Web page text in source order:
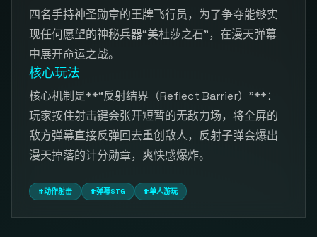
四名手持神圣勋章的王牌飞行员，为了争夺能够实
现任何愿望的神秘兵器“美杜莎之石”，在漫天弹幕
中展开命运之战。
核心玩法
核心机制是**“反射结界（Reflect Barrier）”**：
玩家按住射击键会张开短暂的无敌力场，将全屏的
敌方弹幕直接反弹回去重创敌人，反射子弹会爆出
漫天掉落的计分勋章，爽快感爆炸。
#动作射击 #弹幕STG #单人游玩